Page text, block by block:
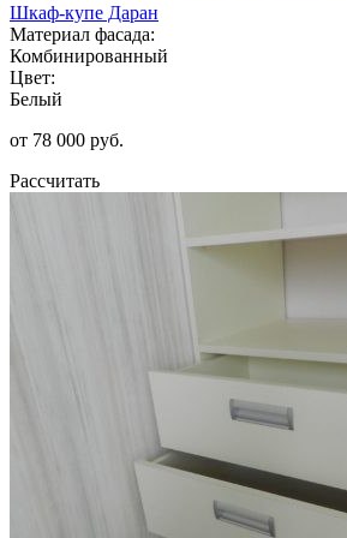
Шкаф-купе Даран
Материал фасада:
Комбинированный
Цвет:
Белый
от 78 000 руб.
Рассчитать